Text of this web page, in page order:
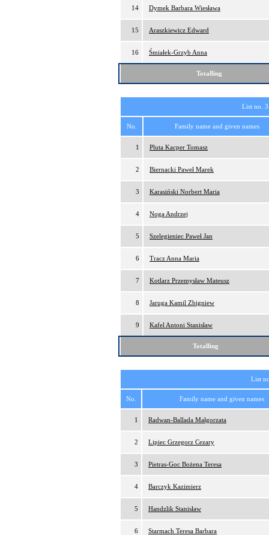
14 Dymek Barbara Wiesława
15 Araszkiewicz Edward
16 Śmiałek-Grzyb Anna
Totalling
List no.
No. Family name and given names
1 Pluta Kacper Tomasz
2 Biernacki Paweł Marek
3 Karasiński Norbert Maria
4 Noga Andrzej
5 Szelegieniec Paweł Jan
6 Tracz Anna Maria
7 Kotlarz Przemysław Mateusz
8 Jaruga Kamil Zbigniew
9 Kafel Antoni Stanisław
Totalling
List
No. Family name and given names
1 Radwan-Ballada Małgorzata
2 Lipiec Grzegorz Cezary
3 Pietras-Goc Bożena Teresa
4 Barczyk Kazimierz
5 Handzlik Stanisław
6 Starmach Teresa Barbara